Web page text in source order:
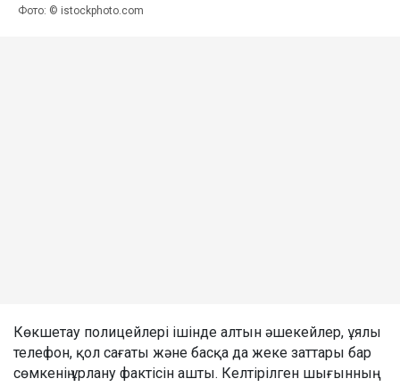
Фото: © istockphoto.com
Көкшетау полицейлері ішінде алтын әшекейлер, ұялы
телефон, қол сағаты және басқа да жеке заттары бар
сөмкенің ұрлану фактісін ашты. Келтірілген шығынның